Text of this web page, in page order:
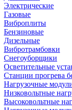
Электрические
Газовые
Виброплиты
Бензиновые
Дизельные
Вибротрамбовки
Снегоуборщики
Осветительные
Станции прогрева
Нагрузочные
Низковольтные
Высоковольтные